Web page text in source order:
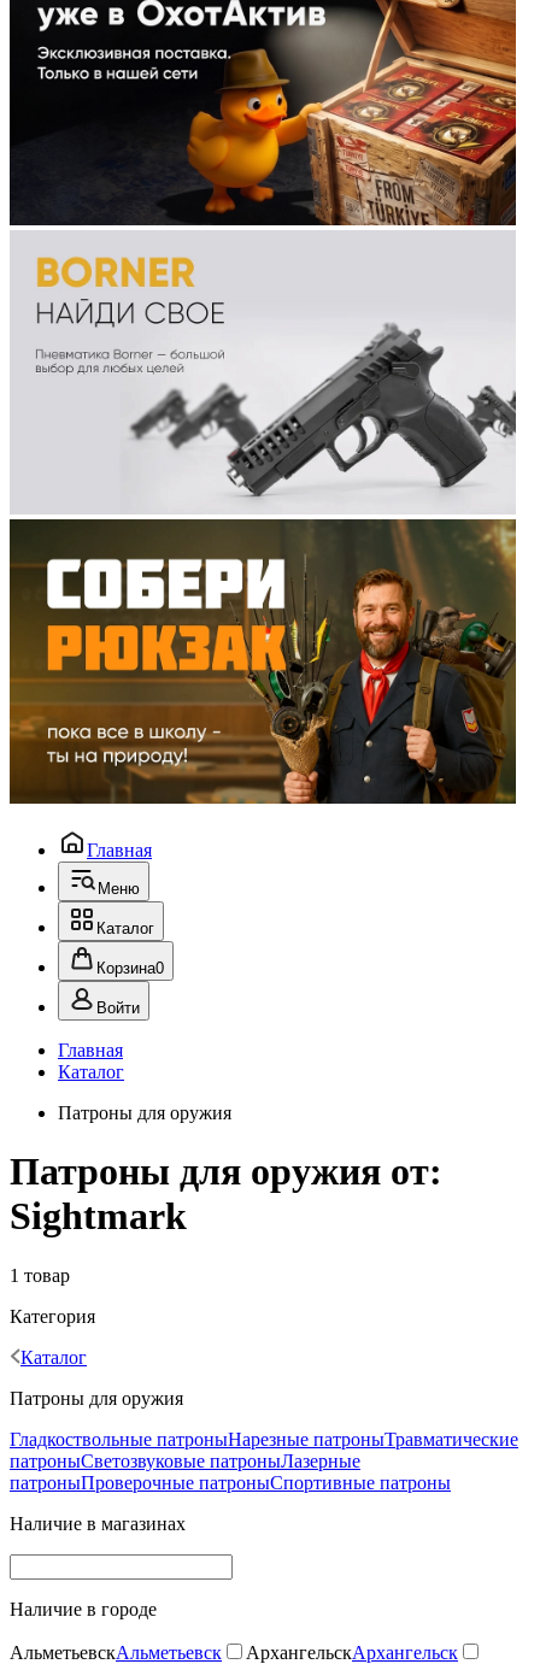
Главная
Меню
Каталог
Корзина0
Войти
Главная
Каталог
Патроны для оружия
Патроны для оружия от:
Sightmark
1 товар
Категория
Каталог
Патроны для оружия
Гладкоствольные патроныНарезные патроныТравматические
патроныСветозвуковые патроныЛазерные
патроныПроверочные патроныСпортивные патроны
Наличие в магазинах
Наличие в городе
АльметьевскАльметьевск АрхангельскАрхангельск